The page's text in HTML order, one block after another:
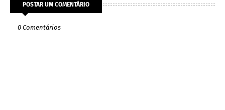
POSTAR UM COMENTÁRIO
0 Comentários